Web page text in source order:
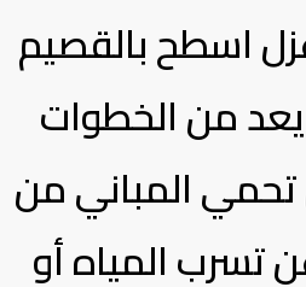
اسطح بالقصيم
من الخطوات
تحمي المباني من
تسرب المياه أو